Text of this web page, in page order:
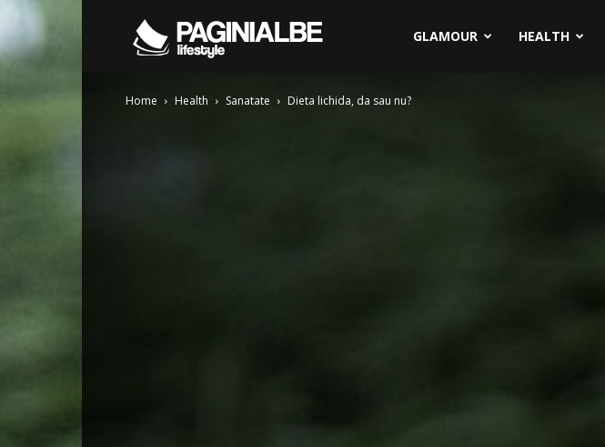
Albe
GLAMOUR HEALTH
Home Health Sanatate Dieta lichida, da sau nu?